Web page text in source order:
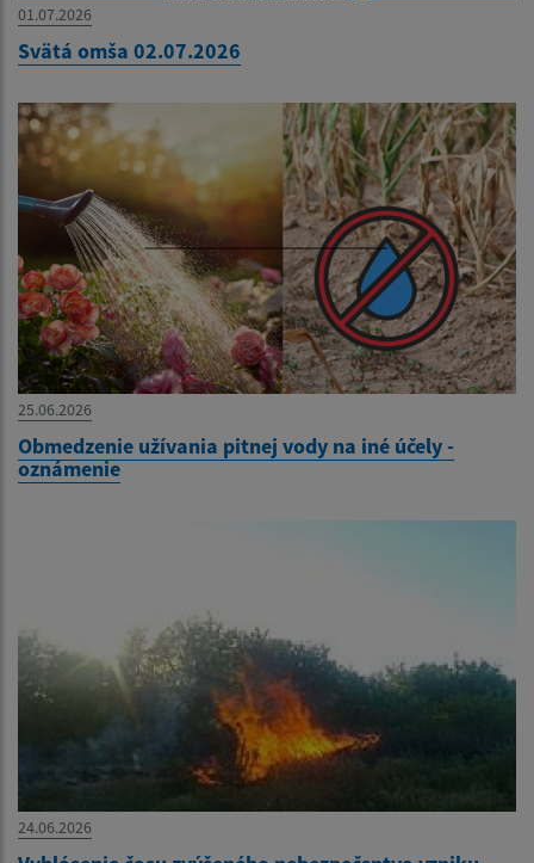
01.07.2026
Svätá omša 02.07.2026
25.06.2026
Obmedzenie užívania pitnej vody na iné účely -
oznámenie
24.06.2026